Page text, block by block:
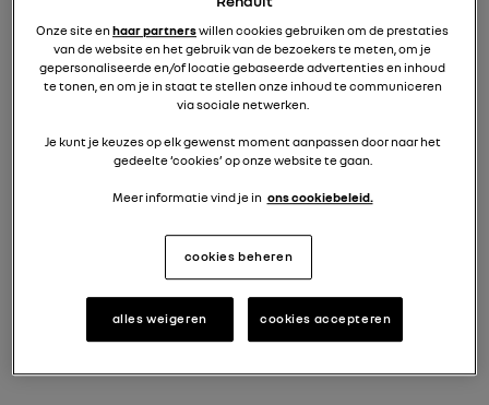
+ € 55 per maand
36 maanden
+ € 170 per maand
HOEVEEL KILOMETERS RIJD JE PER
Onze site enhaar partnerswillen cookies gebruiken om de prestaties
van de website en het gebruik van de bezoekers te meten, om je
gepersonaliseerde en/of locatie gebaseerde advertenties en inhoud
te tonen, en om je in staat te stellen onze inhoud te communiceren
via sociale netwerken.
Je kunt je keuzes op elk gewenst moment aanpassen door naar het
gedeelte ‘cookies’ op onze website te gaan.
Meer informatie vind je in ons cookiebeleid.
cookies beheren
alles weigeren cookies accepteren